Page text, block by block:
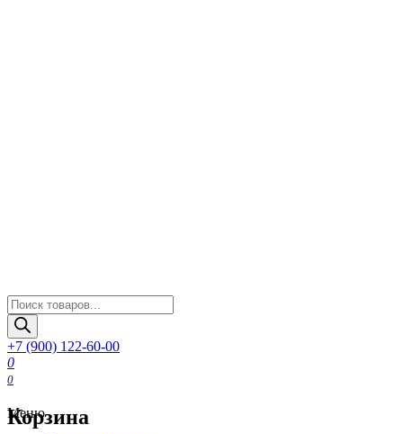
Поиск
товаров
+7 (900) 122-60-00
0
0
Корзина
Меню